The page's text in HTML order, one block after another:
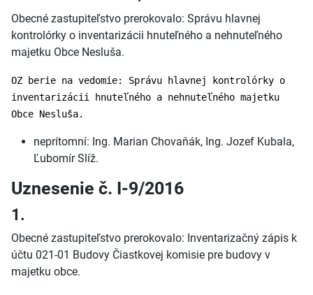
Obecné zastupiteľstvo prerokovalo: Správu hlavnej
kontrolórky o inventarizácii hnuteľného a nehnuteľného
majetku Obce Nesluša.
OZ berie na vedomie: Správu hlavnej kontrolórky o
inventarizácii hnuteľného a nehnuteľného majetku
Obce Nesluša.
neprítomní: Ing. Marian Chovaňák, Ing. Jozef Kubala,
Ľubomír Slíž.
Uznesenie č. I-9/2016
1.
Obecné zastupiteľstvo prerokovalo: Inventarizačný zápis k
účtu 021-01 Budovy Čiastkovej komisie pre budovy v
majetku obce.